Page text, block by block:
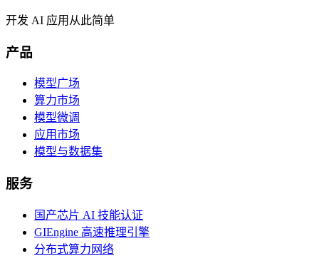
开发 AI 应用从此简单
产品
模型广场
算力市场
模型微调
应用市场
模型与数据集
服务
国产芯片 AI 技能认证
GIEngine 高速推理引擎
分布式算力网络